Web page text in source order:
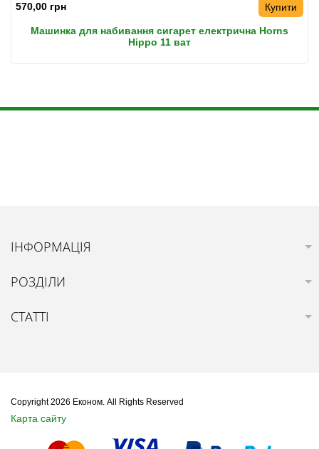
570,00 грн Купити
Машинка для набивання сигарет електрична Horns
Hippo 11 ват
ІНФОРМАЦІЯ
РОЗДІЛИ
СТАТТІ
Copyright 2026 Економ. All Rights Reserved
Карта сайту